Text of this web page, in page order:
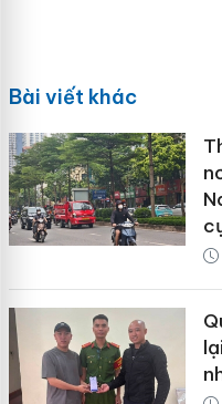
Bài viết khác